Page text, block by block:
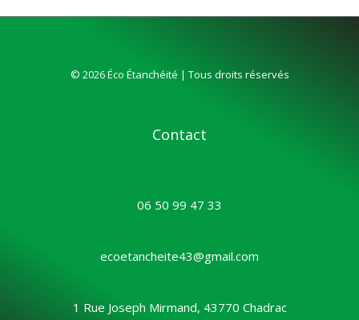
© 2026 Éco Étanchéité | Tous droits réservés
Contact
06 50 99 47 33
ecoetancheite43@gmail.com
1 Rue Joseph Mirmand, 43770 Chadrac